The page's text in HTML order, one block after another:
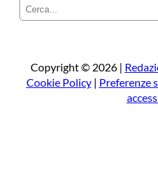
Copyright © 2026 |
Cookie Policy| Preferenze